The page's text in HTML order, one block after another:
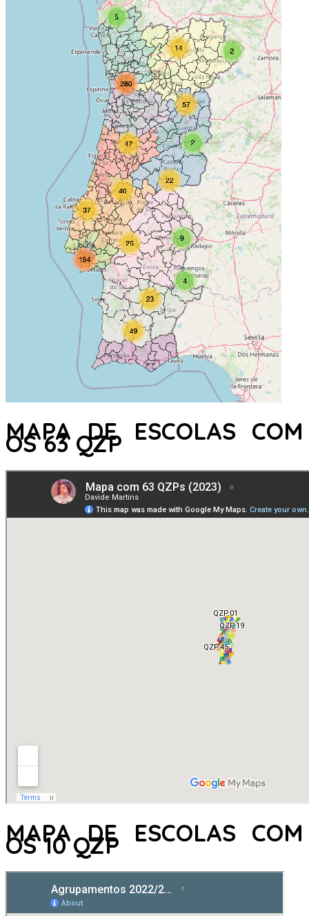
MAPA DE ESCOLAS COM
OS 63 QZP
MAPA DE ESCOLAS COM
OS 10 QZP